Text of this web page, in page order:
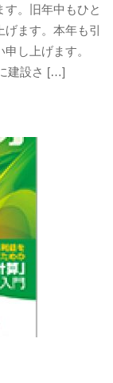
す。旧年中もひと
ます。本年も引
し上げます。
建設さ […]